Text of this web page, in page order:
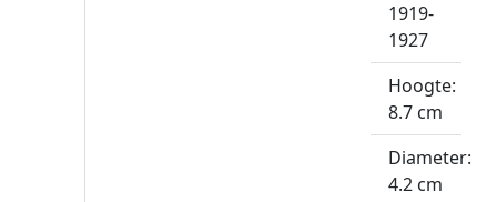
1919-
1927
Hoogte:
8.7 cm
Diameter:
4.2 cm